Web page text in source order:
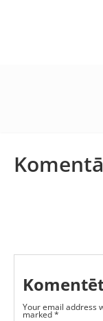
Your email address
marked*